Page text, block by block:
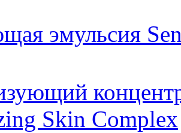
эмульсия
Skin Complex